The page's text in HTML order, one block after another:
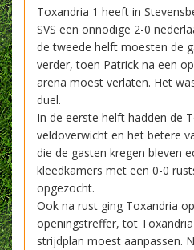
Toxandria 1 heeft in
SVS een onnodige 2-0
de tweede helft moesten de
verder, toen Patrick na een
arena moest verlaten. Het
duel.
In de eerste helft hadden de
veldoverwicht en het betere
die de gasten kregen bleven
kleedkamers met een 0-0
opgezocht.
Ook na rust ging Toxandria
openingstreffer, tot
strijdplan moest aanpassen.